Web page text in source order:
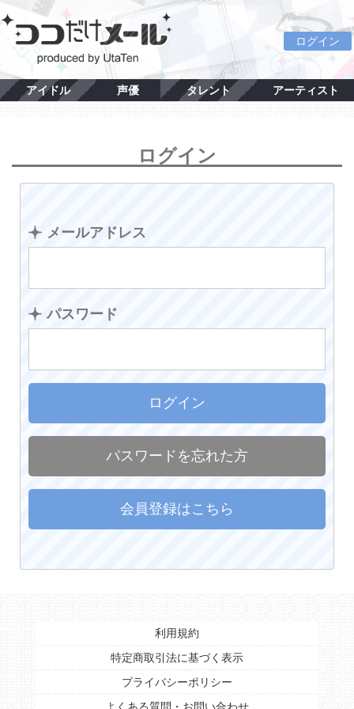
ログイン
アイドル 声優 タレント アーティスト
ログイン
メールアドレス
パスワード
ログイン
パスワードを忘れた方
会員登録はこちら
利用規約
特定商取引法に基づく表示
プライバシーポリシー